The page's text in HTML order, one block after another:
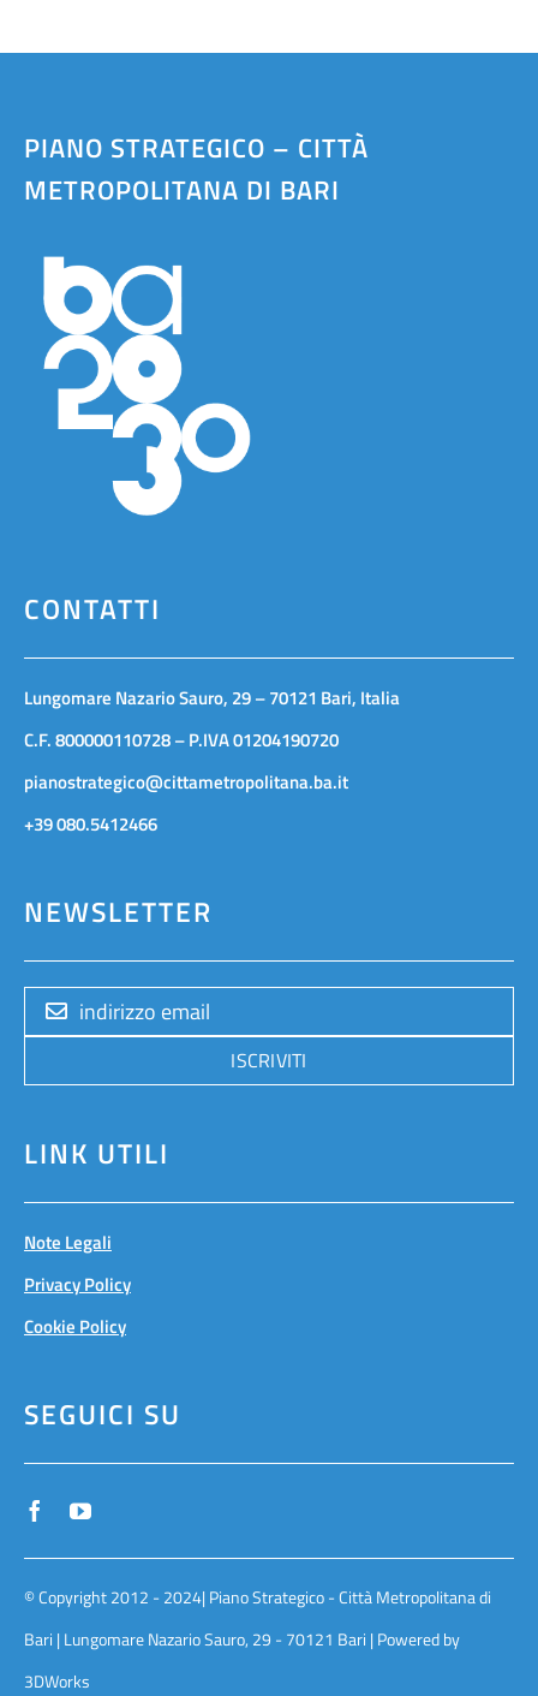
PIANO STRATEGICO – CITTÀ
METROPOLITANA DI BARI
CONTATTI
Lungomare Nazario Sauro, 29 – 70121 Bari, Italia
C.F. 800000110728 – P.IVA 01204190720
pianostrategico@cittametropolitana.ba.it
+39 080.5412466
NEWSLETTER
ISCRIVITI
LINK UTILI
Note Legali
Privacy Policy
Cookie Policy
SEGUICI SU
© Copyright 2012 - 2024| Piano Strategico - Città Metropolitana di
Bari | Lungomare Nazario Sauro, 29 - 70121 Bari | Powered by
3DWorks